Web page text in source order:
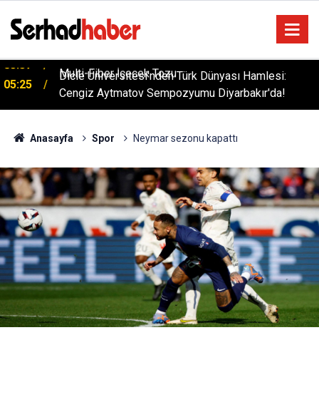
05:25
Dicle Üniversitesi'nden Türk Dünyası Hamlesi:
Cengiz Aytmatov Sempozyumu Diyarbakır'da!
Anasayfa Spor Neymar sezonu kapattı